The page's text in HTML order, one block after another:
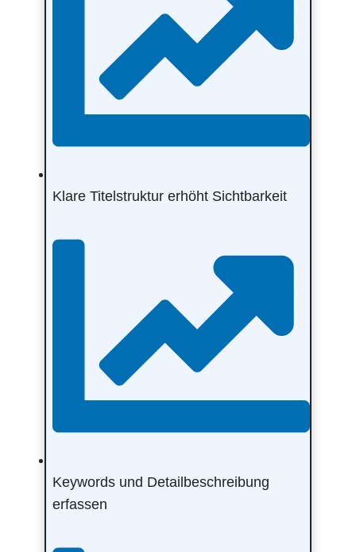
Klare Titelstruktur erhöht Sichtbarkeit
Keywords und Detailbeschreibung
erfassen